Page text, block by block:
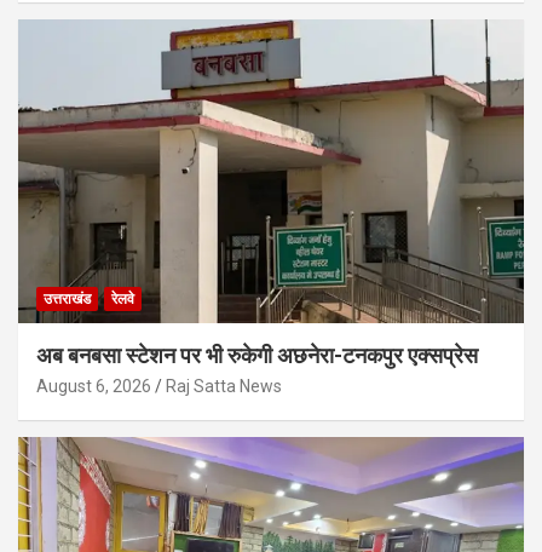
उत्तराखंड रेलवे
अब बनबसा स्टेशन पर भी रुकेगी अछनेरा-टनकपुर एक्सप्रेस
August 6, 2026 Raj Satta News